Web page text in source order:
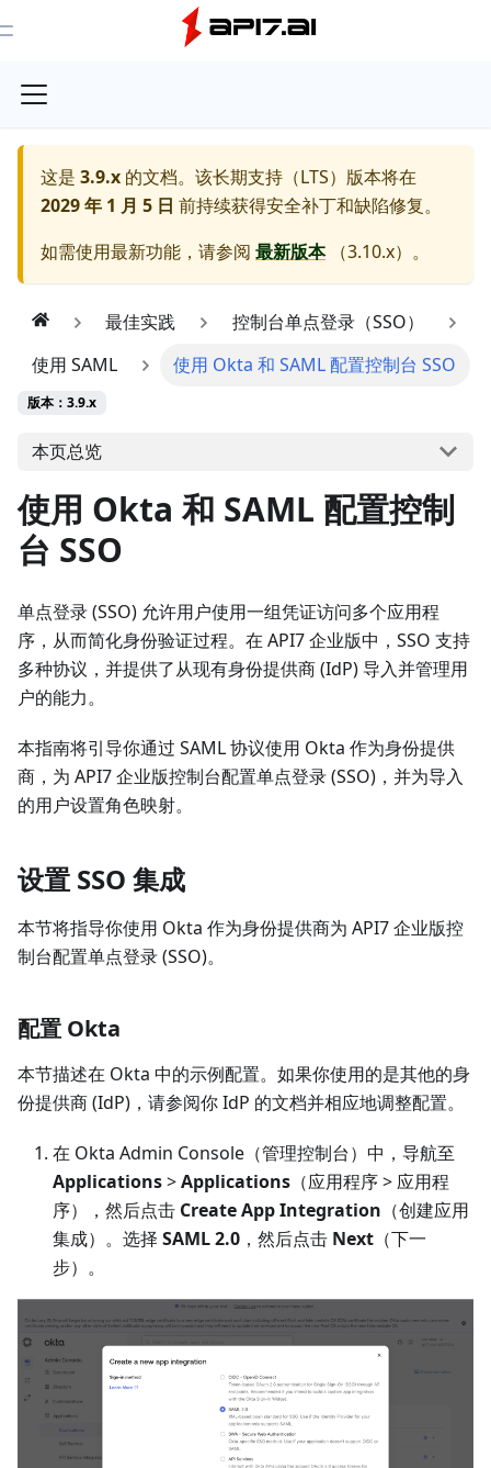
Toggle Menu
这是 3.9.x 的文档。该长期支持（LTS）版本将在
2029 年 1 月 5 日 前持续获得安全补丁和缺陷修复。
如需使用最新功能，请参阅 最新版本 （3.10.x）。
最佳实践
控制台单点登录（SSO）
使用 SAML
使用 Okta 和 SAML 配置控制台 SSO
版本：3.9.x
本页总览
使用 Okta 和 SAML 配置控制
台 SSO
单点登录 (SSO) 允许用户使用一组凭证访问多个应用程
序，从而简化身份验证过程。在 API7 企业版中，SSO 支持
多种协议，并提供了从现有身份提供商 (IdP) 导入并管理用
户的能力。
本指南将引导你通过 SAML 协议使用 Okta 作为身份提供
商，为 API7 企业版控制台配置单点登录 (SSO)，并为导入
的用户设置角色映射。
设置 SSO 集成
本节将指导你使用 Okta 作为身份提供商为 API7 企业版控
制台配置单点登录 (SSO)。
配置 Okta
本节描述在 Okta 中的示例配置。如果你使用的是其他的身
份提供商 (IdP)，请参阅你 IdP 的文档并相应地调整配置。
在 Okta Admin Console（管理控制台）中，导航至
Applications>Applications （应用程序 > 应用程
序），然后点击 Create App Integration （创建应用
集成）。选择 SAML 2.0 ，然后点击 Next （下一
步）。